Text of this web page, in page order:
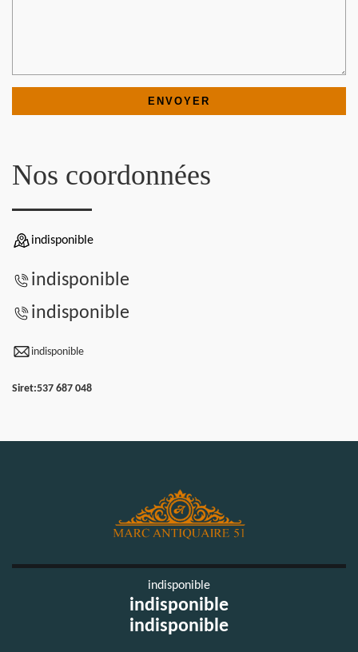
Nos coordonnées
indisponible
indisponible
indisponible
indisponible
Siret:537 687 048
indisponible
indisponible
indisponible